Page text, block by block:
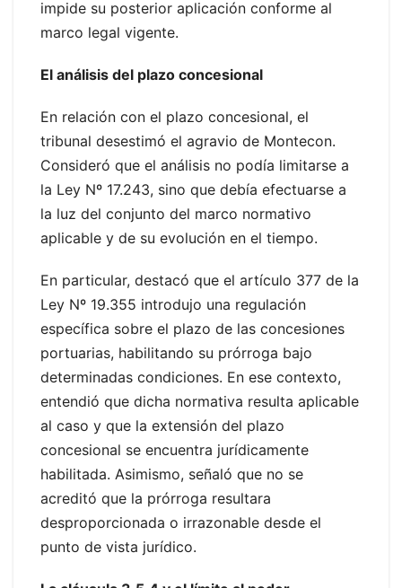
impide su posterior aplicación conforme al
marco legal vigente.
El análisis del plazo concesional
En relación con el plazo concesional, el
tribunal desestimó el agravio de Montecon.
Consideró que el análisis no podía limitarse a
la Ley Nº 17.243, sino que debía efectuarse a
la luz del conjunto del marco normativo
aplicable y de su evolución en el tiempo.
En particular, destacó que el artículo 377 de la
Ley Nº 19.355 introdujo una regulación
específica sobre el plazo de las concesiones
portuarias, habilitando su prórroga bajo
determinadas condiciones. En ese contexto,
entendió que dicha normativa resulta aplicable
al caso y que la extensión del plazo
concesional se encuentra jurídicamente
habilitada. Asimismo, señaló que no se
acreditó que la prórroga resultara
desproporcionada o irrazonable desde el
punto de vista jurídico.